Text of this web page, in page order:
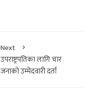
Next
उपराष्ट्रपतिका लागि चार
जनाकाे उम्मेदवारी दर्ता